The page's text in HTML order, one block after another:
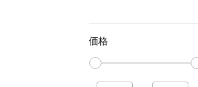
価格